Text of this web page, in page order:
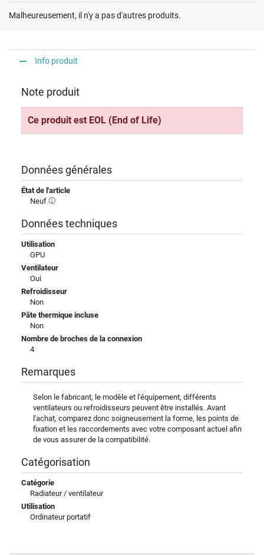
Malheureusement, il n'y a pas d'autres produits.
Info produit
Note produit
Ce produit est EOL (End of Life)
Données générales
État de l'article
Neuf
Données techniques
Utilisation
GPU
Ventilateur
Oui
Refroidisseur
Non
Pâte thermique incluse
Non
Nombre de broches de la connexion
4
Remarques
Selon le fabricant, le modèle et l'équipement, différents
ventilateurs ou refroidisseurs peuvent être installés. Avant
l'achat, comparez donc soigneusement la forme, les points de
fixation et les raccordements avec votre composant actuel afin
de vous assurer de la compatibilité.
Catégorisation
Catégorie
Radiateur / ventilateur
Utilisation
Ordinateur portatif